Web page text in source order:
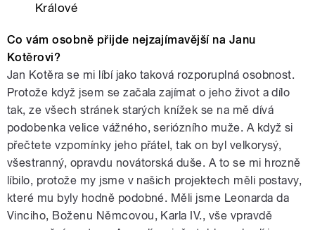
Králové
Co vám osobně přijde nejzajímavější na Janu
Kotěrovi?
Jan Kotěra se mi líbí jako taková rozporuplná osobnost.
Protože když jsem se začala zajímat o jeho život a dílo
tak, ze všech stránek starých knížek se na mě dívá
podobenka velice vážného, seriózního muže. A když si
přečtete vzpomínky jeho přátel, tak on byl velkorysý,
všestranný, opravdu novátorská duše. A to se mi hrozně
líbilo, protože my jsme v našich projektech měli postavy,
které mu byly hodně podobné. Měli jsme Leonarda da
Vinciho, Boženu Němcovou, Karla IV., vše vpravdě